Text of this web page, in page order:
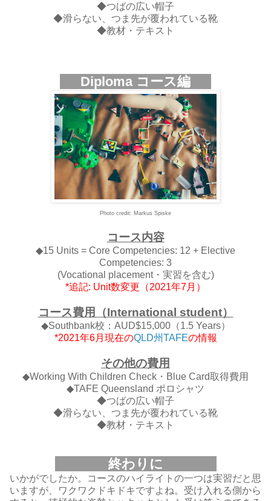
◆つばの広い帽子
◆滑らない、つま先が覆われている靴
◆教材・テキスト
Diploma コース編
Photo credit: Markus Spiske
コース内容
◆15 Units = Core Competencies: 12 + Elective
Competencies: 3
(Vocational placement・実習を含む)
*追記: Unit数変更（2021年7月）
コース費用（International student）
◆Southbank校： AUD$15,000（1.5 Years）
*2021年6月現在のQLD州TAFEの情報
その他の費用
◆Working With Children Check・Blue Card取得費用
◆TAFE Queensland ポロシャツ
◆つばの広い帽子
◆滑らない、つま先が覆われている靴
◆教材・テキスト
終わりに
いかがでしたか。コースのハイライトの一つは実習だと思
いますが、ワクワクドキドキですよね。受け入れる側から